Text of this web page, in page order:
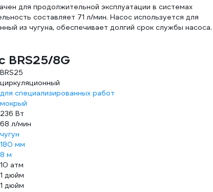
для продолжительной эксплуатации в системах
составляет 71 л/мин. Насос используется для
из чугуна, обеспечивает долгий срок службы насоса.
BRS25/8G
BRS25
циркуляционный
для специализированных работ
мокрый
236 Вт
68 л/мин
чугун
180 мм
8 м
10 атм
1 дюйм
1 дюйм